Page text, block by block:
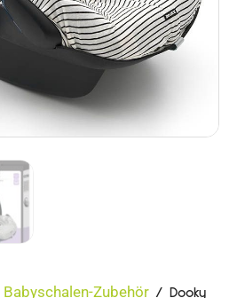
Babyschalen-Zubehör / Dooky